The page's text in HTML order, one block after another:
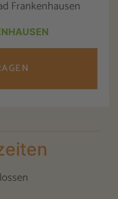
Frankenhausen